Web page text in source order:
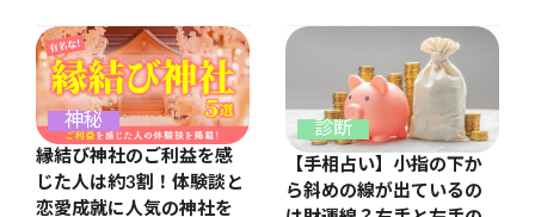
神秘
縁結び神社のご利益を感
じた人は約3割！体験談と
恋愛成就に人気の神社を
診断
【手相占い】小指の下か
ら斜めの線が出ているの